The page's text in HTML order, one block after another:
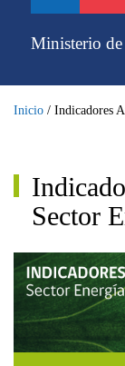
contenidoMinisterio de
Inicio / Indicadores
Sector